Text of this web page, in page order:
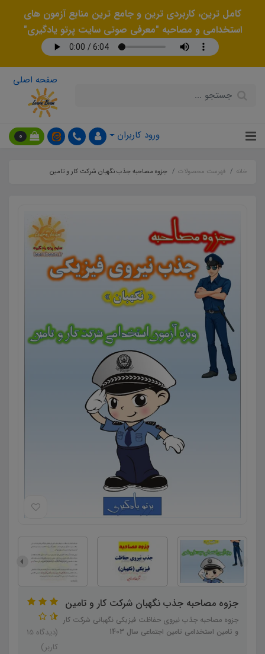
کامل ترین، کاربردی ترین و جامع ترین منابع آزمون های
استخدامی و مصاحبه "معرفی صوتی سایت پرتو یادگیری"
صفحه اصلی
ورود کاربران 0
خانه فهرست محصولات جزوه مصاحبه جذب نگهبان شرکت کار و تامین
جزوه مصاحبه جذب نگهبان شرکت کار و تامین
جزوه مصاحبه جذب نیروی حفاظت فیزیکی نگهبانی شرکت کار
و تامین استخدامی تامین اجتماعی سال 1403
(دیدگاه 15
کاربر)